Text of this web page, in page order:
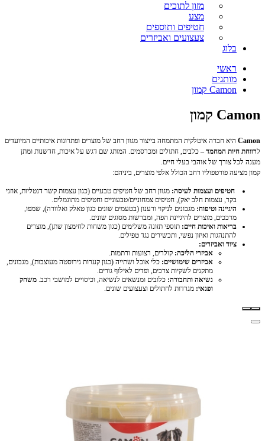
מזון לתוכים
מצע
חטיפים ותוספים
צעצועים ואביזרים
בלוג
ראשי
מותגים
Camon קמון
Camon קמון
Camon היא חברה איטלקית המתמחה בייצור מגוון רחב של מוצרים ופתרונות איכותיים המיועדים
לרווחת חיות המחמד – כלבים, חתולים ומכרסמים. המותג שם דגש על איכות, חדשנות ומתן
מענה לכל צורך של אוהבי בעלי חיים.
קמון מציעה פורטפוליו רחב הכולל אלפי מוצרים, ביניהם:
חטיפים ועצמות לעיסה: מגוון רחב של חטיפים טבעיים (כגון עצמות קשר דנטליות, אוזני
בקר, עצמות חלב יאק), חטיפים צמחוניים/טבעוניים וחטיפים מתוגמלים.
היגיינה וטיפוח: מגבונים לניקוי ורענון (בטעמים שונים כגון טאלק ואלוורה), שמפו,
מרככים, מוצרים להיגיינת הפה, ומברשות מסוגים שונים.
בריאות ואיכות חיים: תוספי תזונה משלימים (כגון משחות לחימצון שתן), מוצרים
להתנהגות ואיזון נפשי, ותכשירים נגד טפילים.
ציוד ואביזרים:
אביזרי הליכה: קולרים, רצועות ורתמות.
אביזרים שימושיים: כלי אוכל ושתייה (כגון קערות נירוסטה מעוצבות), מגבונים,
מתקנים לשקיות צרכים, ופדים לאילוף גורים.
נשיאה ותחבורה: כלובים ומנשאים לנשיאה, וכיסויים למושבי רכב. משחק
ופנאי: מגרדות לחתולים וצעצועים שונים.